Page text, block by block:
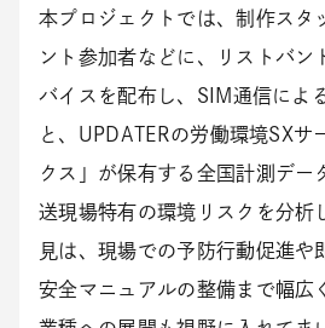
本プロジェクトでは、制作スタ
ント参加者などに、リストバン
バイスを配布し、SIM通信によ
と、UPDATERの労働環境SXサ
クス」が保有する全国計測デー
送現場特有の環境リスクを分析
見は、現場での予防行動促進や
安全マニュアルの整備まで幅広